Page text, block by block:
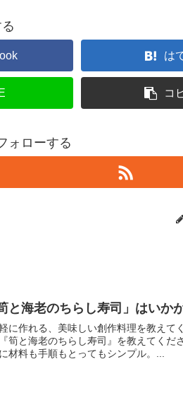
は
コ
ォローする
と海老のちらし寿司」はいか
に作れる、美味しい創作料理を教えて
筍と海老のちらし寿司』を教えてくだ
材料も手順もとってもシンプル。...